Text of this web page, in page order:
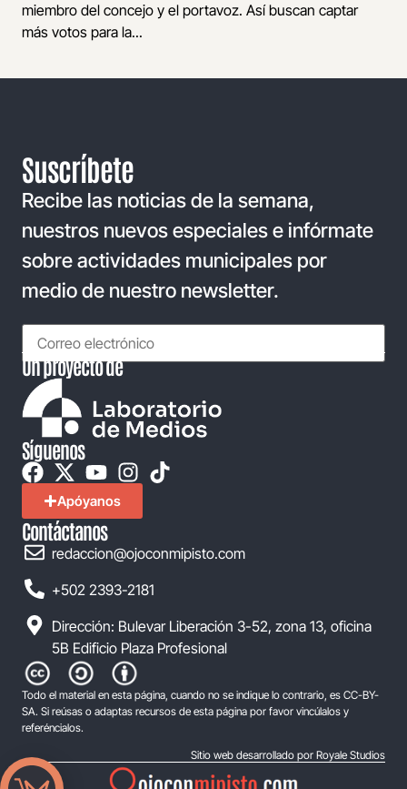
miembro del concejo y el portavoz. Así buscan captar
más votos para la...
Suscríbete
Recibe las noticias de la semana,
nuestros nuevos especiales e infórmate
sobre actividades municipales por
medio de nuestro newsletter.
Un proyecto de
Síguenos
Apóyanos
Contáctanos
redaccion@ojoconmipisto.com
+502 2393-2181
Dirección: Bulevar Liberación 3-52, zona 13, oficina
5B Edificio Plaza Profesional
Todo el material en esta página, cuando no se indique lo contrario, es CC-BY-
SA. Si reúsas o adaptas recursos de esta página por favor vincúlalos y
referéncialos.
Sitio web desarrollado por Royale Studios